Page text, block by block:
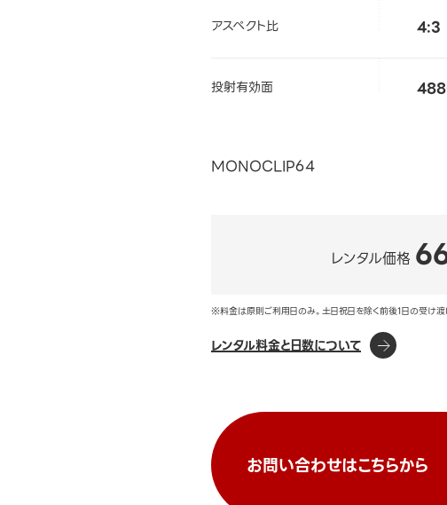
アスペクト比 4:3
投射有効面
MONOCLIP64
レンタル価格
※料金は原則ご利用日のみ。土日祝日を除く前後1日の受け渡
レンタル料金と日数について
お問い合わせはこちらから